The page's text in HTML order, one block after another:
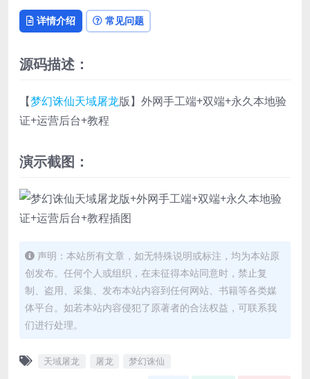
详情介绍 常见问题
源码描述：
【梦幻诛仙天域屠龙版】外网手工端+双端+永久本地验
证+运营后台+教程
演示截图：
声明：本站所有文章，如无特殊说明或标注，均为本站原
创发布。任何个人或组织，在未征得本站同意时，禁止复
制、盗用、采集、发布本站内容到任何网站、书籍等各类媒
体平台。如若本站内容侵犯了原著者的合法权益，可联系我
们进行处理。
天域屠龙 屠龙 梦幻诛仙